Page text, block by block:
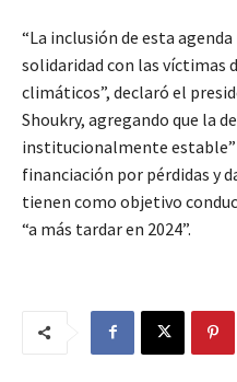
“La inclusión de esta
solidaridad con las víctimas
climáticos”, declaró el
Shoukry, agregando que la
institucionalmente estable”
financiación por pérdidas y
tienen como objetivo
“a más tardar en 2024”.